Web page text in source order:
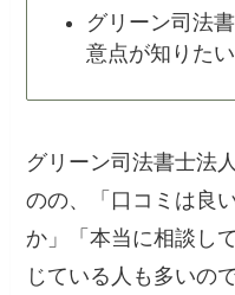
グリーン司法
意点が知りたい
グリーン司法書士法
のの、「口コミは良
か」「本当に相談し
じている人も多いの